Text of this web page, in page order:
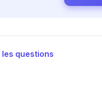
questions